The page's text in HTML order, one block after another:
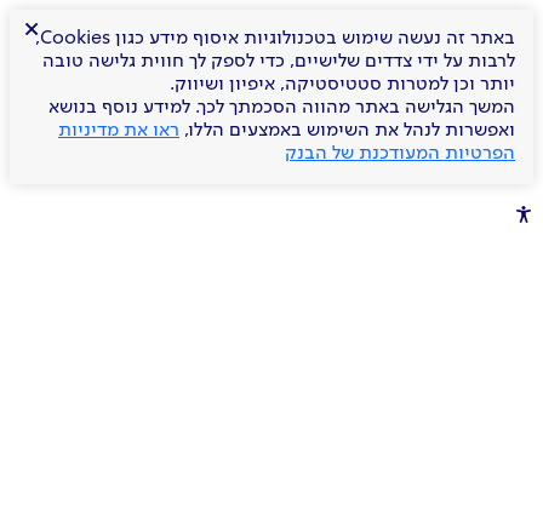
באתר זה נעשה שימוש בטכנולוגיות איסוף מידע כגון Cookies,
לרבות על ידי צדדים שלישיים, כדי לספק לך חווית גלישה טובה
יותר וכן למטרות סטטיסטיקה, איפיון ושיווק.
המשך הגלישה באתר מהווה הסכמתך לכך. למידע נוסף בנושא
ואפשרות לנהל את השימוש באמצעים הללו, ראו את מדיניות
הפרטיות המעודכנת של הבנק
×